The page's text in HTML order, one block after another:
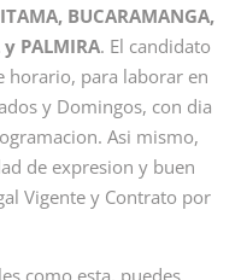
BUCARAMANGA,
y PALMIRA. El candidato
horario, para laborar en
y Domingos, con dia
Asi mismo,
de expresion y buen
Vigente y Contrato por